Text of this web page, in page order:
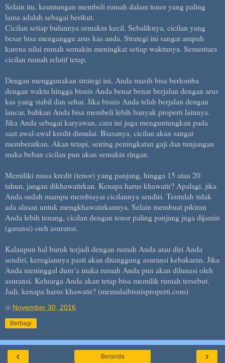
Selain itu, keuntungan membeli rumah dalam tenor yang paling
lama adalah sebagai berikut.
Cicilan setiap bulannya semakin kecil. Sebaliknya, cicilan yang
besar bisa menganggu arus kas anda. Strategi ini sangat ampuh
karena nilai rumah semakin meningkat setiap waktunya. Sementara
cicilan rumah relatif tetap.
Dengan menggunakan strategi ini, Anda masih bisa berlomba
dengan waktu hingga bisnis Anda benar benar berjalan dengan arus
kas yang stabil dan sehat. Jika bisnis Anda telah berjalan dengan
lancar, bahkan Anda bisa membeli lebih banyak properti lainnya.
Jika Anda sebagai karyawan, cara ini juga menguntungkan pada
saat awal-awal kredit dimulai. Biasanya, cicilan akan sangat
memberatkan. Akan tetapi, seiring peningkatan gaji dan tunjangan
maka beban cicilan pun akan semakin ringan.
Memiliki masa kredit (tenor) yang panjang, hingga 15 atau 20
tahun, jangan dikhawatirkan. Kenapa harus khawatir? Apalagi, jika
Anda sudah mampu membiayai cicilannya sendiri. Tentulah tidak
ada alasan untuk mengkhawatirkannya. Selain membuat pikiran
Anda lebih tenang, cicilan dengan tenor paling panjang juga dijamin
(garansi) oieh asuransi.
Kalaupun hal buruk terjadi dengan rumah Anda atau diri Anda
sendiri, kerugiannya pasti akan ditanggung asuransi kebakaran. Jika
Anda meninggal dum‘a maka rumah Anda pun akan dilunasi oleh
asuransi. Keluarga Anda akan tetap bisa memilik rumah tersebut.
Jadi, kenapa harus khawatir? (memulaibisnisproperti.com)
di November 30, 2016
Berbagi
‹ ›
Beranda